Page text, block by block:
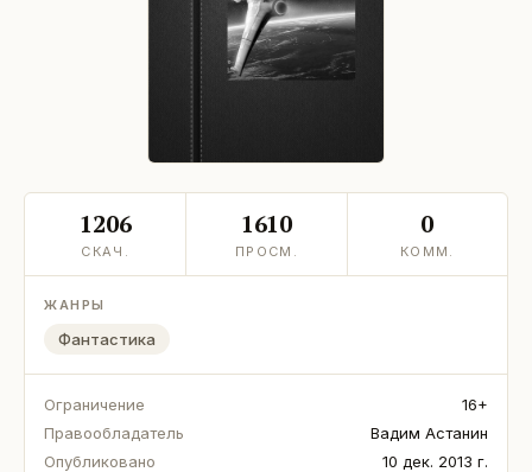
1206
СКАЧ.
1610
ПРОСМ.
0
КОММ.
ЖАНРЫ
Фантастика
Ограничение
16+
Правообладатель
Вадим Астанин
Опубликовано
10 дек. 2013 г.